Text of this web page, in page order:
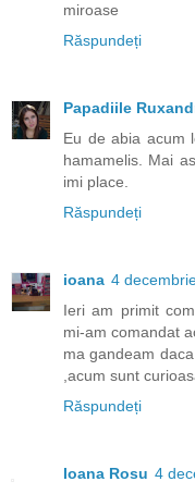
miroase
Răspundeți
Papadiile
Eu de abia acum
hamamelis. Mai
imi place.
Răspundeți
ioana 4
Ieri am primit
mi-am comandat
ma gandeam
,acum sunt
Răspundeți
Ioana Rosu 4